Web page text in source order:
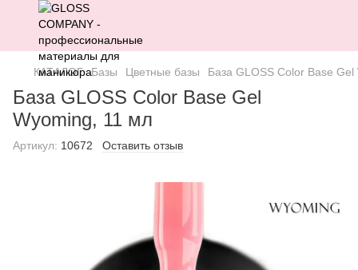
КАТАЛОГ Базы Цветные базы База GLOSS Color Base
База GLOSS Color Base Gel
Wyoming, 11 мл
Артикул: 10672 Оставить отзыв